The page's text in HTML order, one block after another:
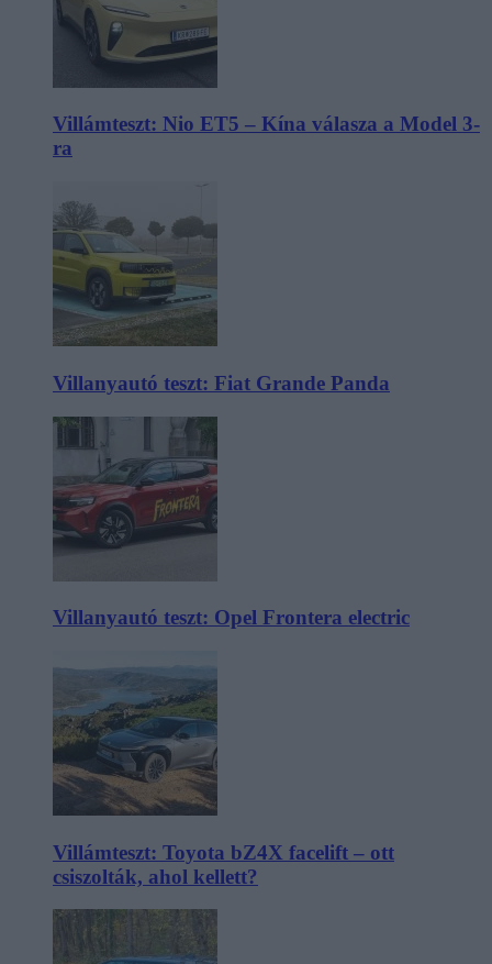
Villámteszt: Nio ET5 – Kína válasza a Model 3-
ra
Villanyautó teszt: Fiat Grande Panda
Villanyautó teszt: Opel Frontera electric
Villámteszt: Toyota bZ4X facelift – ott
csiszolták, ahol kellett?